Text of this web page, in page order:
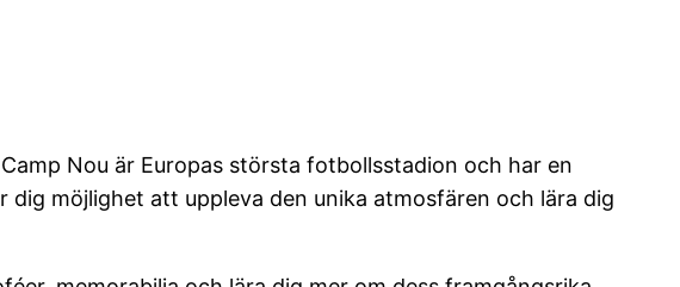
Nou är Europas största fotbollsstadion och har en
möjlighet att uppleva den unika atmosfären och lära dig